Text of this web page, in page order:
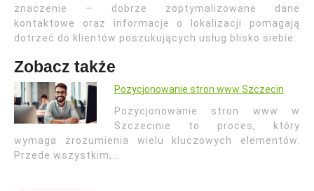
znaczenie – dobrze zoptymalizowane dane
kontaktowe oraz informacje o lokalizacji pomagają
dotrzeć do klientów poszukujących usług blisko siebie.
Zobacz także
Pozycjonowanie stron www Szczecin
Pozycjonowanie stron www w
Szczecinie to proces, który
wymaga zrozumienia wielu kluczowych elementów.
Przede wszystkim,…